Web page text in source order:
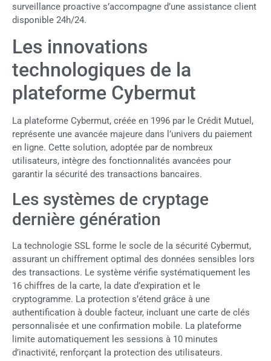
surveillance proactive s’accompagne d’une assistance client
disponible 24h/24.
Les innovations
technologiques de la
plateforme Cybermut
La plateforme Cybermut, créée en 1996 par le Crédit Mutuel,
représente une avancée majeure dans l’univers du paiement
en ligne. Cette solution, adoptée par de nombreux
utilisateurs, intègre des fonctionnalités avancées pour
garantir la sécurité des transactions bancaires.
Les systèmes de cryptage
dernière génération
La technologie SSL forme le socle de la sécurité Cybermut,
assurant un chiffrement optimal des données sensibles lors
des transactions. Le système vérifie systématiquement les
16 chiffres de la carte, la date d’expiration et le
cryptogramme. La protection s’étend grâce à une
authentification à double facteur, incluant une carte de clés
personnalisée et une confirmation mobile. La plateforme
limite automatiquement les sessions à 10 minutes
d’inactivité, renforçant la protection des utilisateurs.